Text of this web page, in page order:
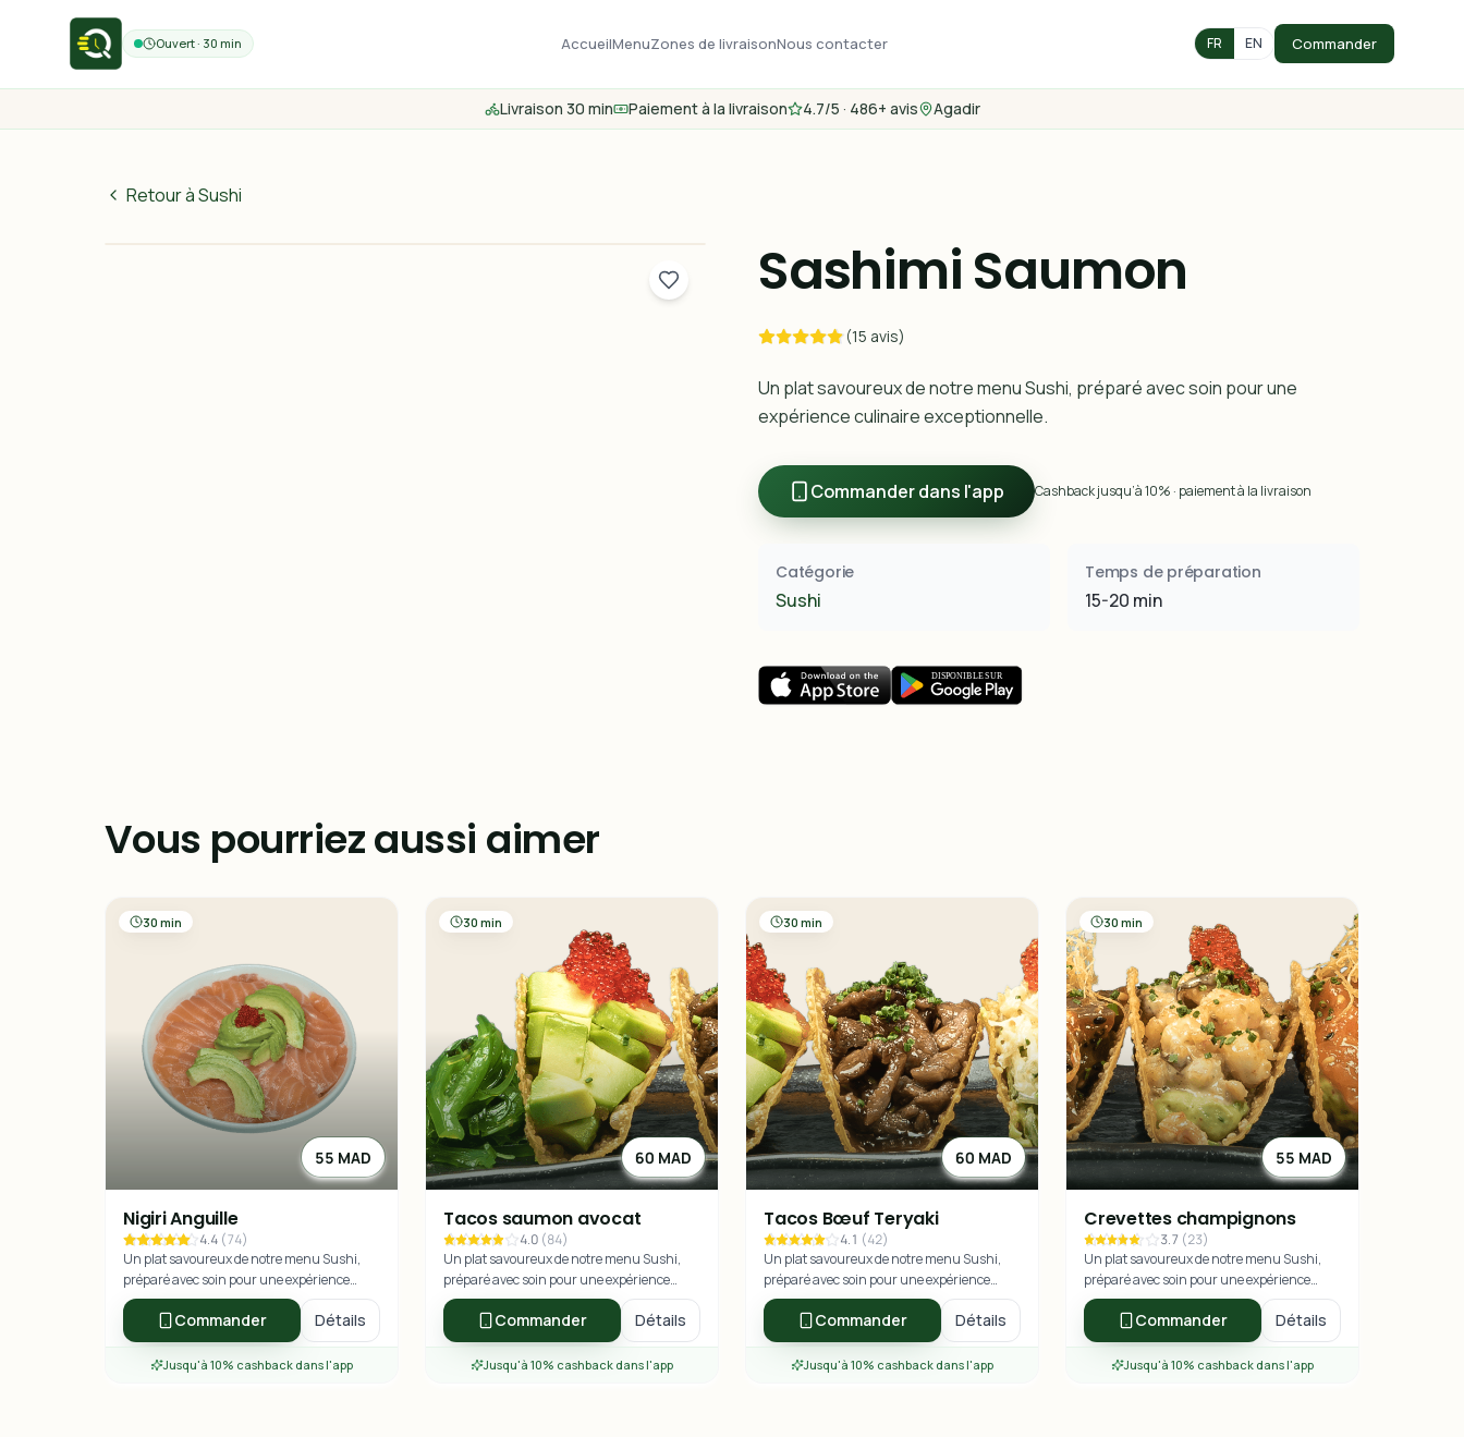
Ouvert · 30 min AccueilMenuZones de livraisonNous contacter FR EN Commander
Livraison 30 min Paiement à la livraison 4.7/5 · 486+ avis Agadir
Retour à Sushi
59MAD
Sashimi Saumon
(15 avis)
Un plat savoureux de notre menu Sushi, préparé avec soin pour une
expérience culinaire exceptionnelle.
Commander dans l'app Cashback jusqu’à 10% · paiement à la livraison
Catégorie
Sushi
Temps de préparation
15-20 min
Vous pourriez aussi aimer
30 min
55 MAD
Nigiri Anguille
4.4 (74)
Un plat savoureux de notre menu Sushi,
préparé avec soin pour une expérience
culinaire exceptionnelle.
Commander Détails
Jusqu'à 10% cashback dans l'app
30 min
60 MAD
Tacos saumon avocat
4.0 (84)
Un plat savoureux de notre menu Sushi,
préparé avec soin pour une expérience
culinaire exceptionnelle.
Commander Détails
Jusqu'à 10% cashback dans l'app
30 min
60 MAD
Tacos Bœuf Teryaki
4.1 (42)
Un plat savoureux de notre menu Sushi,
préparé avec soin pour une expérience
culinaire exceptionnelle.
Commander Détails
Jusqu'à 10% cashback dans l'app
30 min
55 MAD
Crevettes champignons
3.7 (23)
Un plat savoureux de notre menu Sushi,
préparé avec soin pour une expérience
culinaire exceptionnelle.
Commander Détails
Jusqu'à 10% cashback dans l'app